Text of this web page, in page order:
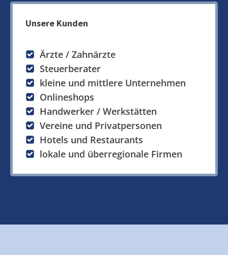
Unsere Kunden
Ärzte / Zahnärzte
Steuerberater
kleine und mittlere Unternehmen
Onlineshops
Handwerker / Werkstätten
Vereine und Privatpersonen
Hotels und Restaurants
lokale und überregionale Firmen